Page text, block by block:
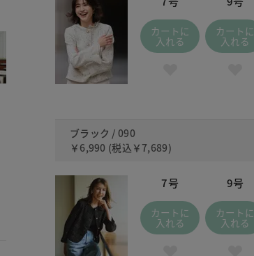
090 ブラック
カートに
入れる
カートに
入れる
ブラック / 090
￥6,990 (税込 ￥7,689)
7号
カートに
入れる
9号
カートに
入れる